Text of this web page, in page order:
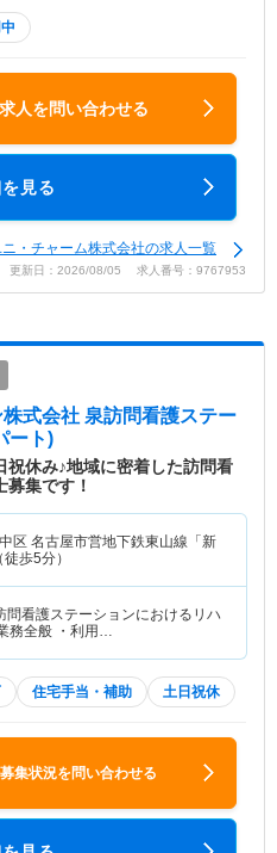
人を問い合わせる
見る
・チャーム株式会社の求人一覧
更新日：2026/08/05 求人番号：9767953
式会社 泉訪問看護ステー
ート)
祝休み♪地域に密着した訪問看
集です！
区 名古屋市営地下鉄東山線「新
歩5分）
問看護ステーションにおけるリハ
務全般 ・利用…
住宅手当・補助 土日祝休
集状況を問い合わせる